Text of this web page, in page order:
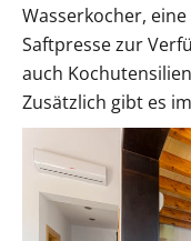
Wasserkocher,
Saftpresse zur
auch
Zusätzlich gibt es